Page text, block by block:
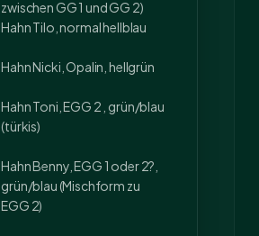
zwischen GG 1 und GG 2)
Hahn Tilo, normal hellblau
Hahn Nicki, Opalin, hellgrün
Hahn Toni, EGG 2 , grün/blau
(türkis)
Hahn Benny, EGG 1 oder 2?,
grün/blau (Mischform zu
EGG 2)